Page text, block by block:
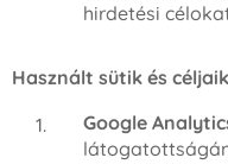
hirdetési
Használt sütik és
Google